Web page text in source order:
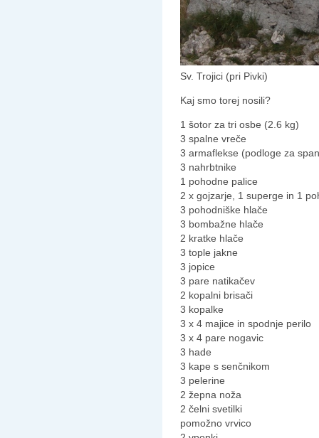
Sv. Trojici (pri Pivki)
Kaj smo torej nosili?
1 šotor za tri osbe (2.6 kg)
3 spalne vreče
3 armaflekse (podloge za
3 nahrbtnike
1 pohodne palice
2 x gojzarje, 1 superge in 1
3 pohodniške hlače
3 bombažne hlače
2 kratke hlače
3 tople jakne
3 jopice
3 pare natikačev
2 kopalni brisači
3 kopalke
3 x 4 majice in spodnje perilo
3 x 4 pare nogavic
3 hade
3 kape s senčnikom
3 pelerine
2 žepna noža
2 čelni svetilki
pomožno vrvico